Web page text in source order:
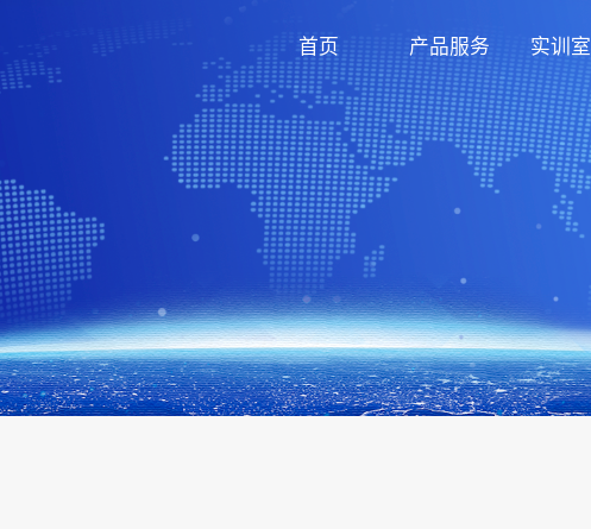
首页 产品服务 实训